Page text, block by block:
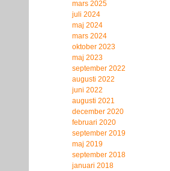
mars 2025
juli 2024
maj 2024
mars 2024
oktober 2023
maj 2023
september 2022
augusti 2022
juni 2022
augusti 2021
december 2020
februari 2020
september 2019
maj 2019
september 2018
januari 2018